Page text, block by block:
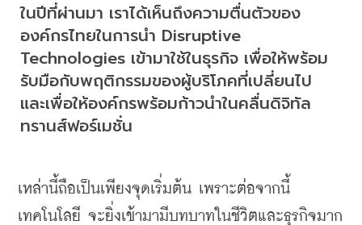
ในปีที่ผ่านมา เราได้เห็นถึงความตื่นตัวของ
องค์กรไทยในการนำ Disruptive
Technologies เข้ามาใช้ในธุรกิจ เพื่อให้พร้อม
รับมือกับพฤติกรรมของผู้บริโภคที่เปลี่ยนไป
และเพื่อให้องค์กรพร้อมก้าวนำในคลื่นดิจิทัล
ทรานส์ฟอร์เมชั่น
เหล่านี้ถือเป็นเพียงจุดเริ่มต้น เพราะต่อจากนี้
เทคโนโลยี จะยิ่งเข้ามามีบทบาทในชีวิตและธุรกิจมาก